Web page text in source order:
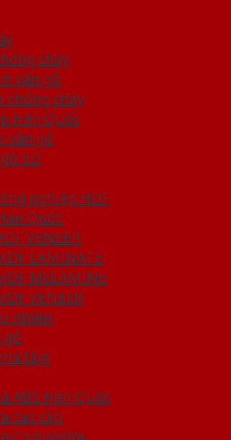
cháy
vân gỗ
chống cháy
Hàn Quốc
vân gỗ
5D
nghiệp HDF
Quốc
VENEER
LAMINATE
MELAMINE
VENEER
nhiên
gỗ
tắm
ABS Hàn Quốc
cao cấp
Composite